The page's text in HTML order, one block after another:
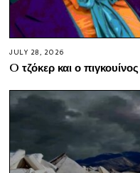
JULY 28, 2026
O τζόκερ και ο πιγκουίνος